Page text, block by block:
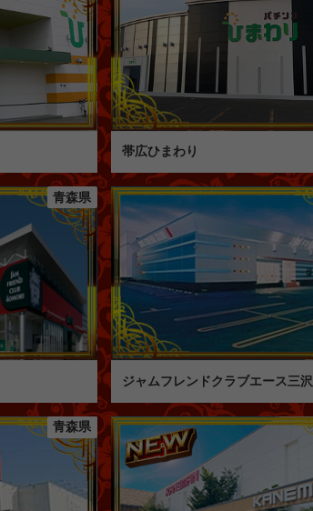
帯広ひまわり
青森県
ジャムフレンドクラブエース三沢
青森県